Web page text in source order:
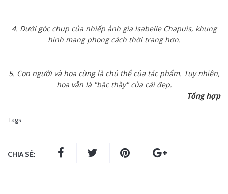
4. Dưới góc chụp của nhiếp ảnh gia Isabelle Chapuis, khung
hình mang phong cách thời trang hơn.
5. Con người và hoa cùng là chủ thể của tác phẩm. Tuy nhiên,
hoa vẫn là "bậc thầy" của cái đẹp.
Tổng hợp
Tags:
CHIA SẺ: